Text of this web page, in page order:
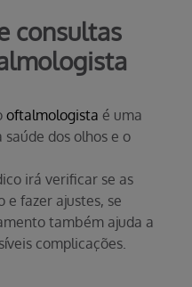
consultas
oftalmologista é uma
dos olhos e o
irá verificar se as
e fazer ajustes, se
também ajuda a
complicações.